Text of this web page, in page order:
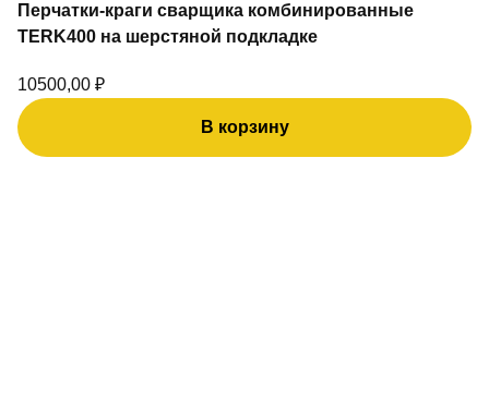
Перчатки-краги сварщика комбинированные
TERK400 на шерстяной подкладке
10500,00 ₽
В корзину